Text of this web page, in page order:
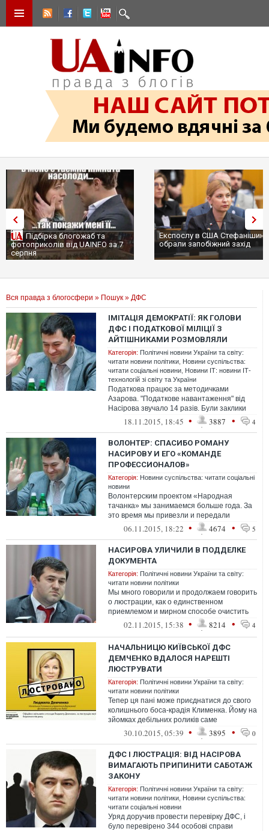
Підбірка блогожаб та
фотоприколів від UAINFO за 7
серпня
Експослу в США
обрали запобіжний захід
Вся правда з блогосфери » Пошук » ДФС
ІМІТАЦІЯ ДЕМОКРАТІЇ: ЯК ГОЛОВИ
ДФС І ПОДАТКОВОЇ МІЛІЦІЇ З
АЙТІШНИКАМИ РОЗМОВЛЯЛИ
Категорія: Політичні новини України та світу:
читати новини політики Новини суспільства:
читати соціальні новини Новини ІТ: новини ІТ-
технологій зі світу та України
Податкова працює за методичками
Азарова. "Податкове навантаження" від
Насірова звучало 14 разів. Були заклики
його витримувати. Це сплачені податки
18.11.2015, 18:45 • 3887 • 4
ВОЛОНТЕР: СПАСИБО РОМАНУ
НАСИРОВУ И ЕГО «КОМАНДЕ
ПРОФЕССИОНАЛОВ»
Категорія: Новини суспільства: читати соціальні
новини
Волонтерским проектом «Народная
тачанка» мы занимаемся больше года. За
это время мы привезли и передали
АТОшникам 34 автомобиля, большинство
06.11.2015, 18:22 • 4674 • 5
НАСИРОВА УЛИЧИЛИ В ПОДДЕЛКЕ
ДОКУМЕНТА
Категорія: Політичні новини України та світу:
читати новини політики
Мы много говорили и продолжаем говорить
о люстрации, как о единственном
приемлемом и мирном способе очистить
государственный механизм от людей,
02.11.2015, 15:38 • 8214 • 4
НАЧАЛЬНИЦЮ КИЇВСЬКОЇ ДФС
ДЕМЧЕНКО ВДАЛОСЯ НАРЕШТІ
ЛЮСТРУВАТИ
Категорія: Політичні новини України та світу:
читати новини політики
Тепер ця пані може приєднатися до свого
колишнього боса-крадія Клименка. Йому на
зйомках дебільних роликів саме
персонажів не вистачає. Скатєртью доро...
30.10.2015, 05:39 • 3895 • 0
ДФС І ЛЮСТРАЦІЯ: ВІД НАСІРОВА
ВИМАГАЮТЬ ПРИПИНИТИ САБОТАЖ
ЗАКОНУ
Категорія: Політичні новини України та світу:
читати новини політики Новини суспільства:
читати соціальні новини
Уряд доручив провести перевірку ДФС, і
було перевірено 344 особові справи